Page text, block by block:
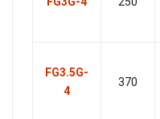
FG3.5G-
4
370